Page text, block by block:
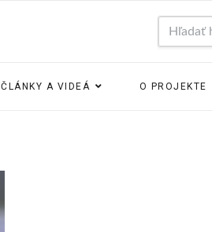
ČLÁNKY A VIDEÁ O PROJEKTE